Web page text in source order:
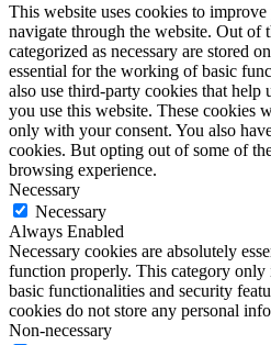
This website uses cookies to
navigate through the website. Out of
categorized as necessary are stored
essential for the working of basic
also use third-party cookies that help
you use this website. These cookies
only with your consent. You also
cookies. But opting out of some of
browsing experience.
Necessary
Necessary
Always Enabled
Necessary cookies are absolutely
function properly. This category only
basic functionalities and security
cookies do not store any personal
Non-necessary